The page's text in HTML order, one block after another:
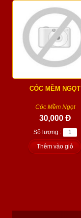
CÓC MỀM NGỌT
Cóc Mềm Ngọt
30,000 Đ
Số lượng :
Thêm vào giỏ